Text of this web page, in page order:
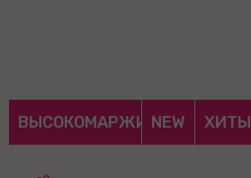
ВЫСОКОМАРЖИНАЛЬНЫЕ
NEW ХИТЫ